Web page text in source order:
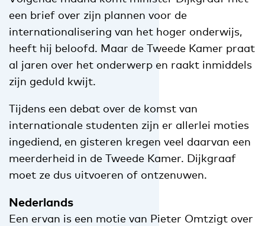
een brief over zijn plannen voor de
internationalisering van het hoger onderwijs,
heeft hij beloofd. Maar de Tweede Kamer praat
al jaren over het onderwerp en raakt inmiddels
zijn geduld kwijt.
Tijdens een debat over de komst van
internationale studenten zijn er allerlei moties
ingediend, en gisteren kregen veel daarvan een
meerderheid in de Tweede Kamer. Dijkgraaf
moet ze dus uitvoeren of ontzenuwen.
Nederlands
Een ervan is een motie van Pieter Omtzigt over